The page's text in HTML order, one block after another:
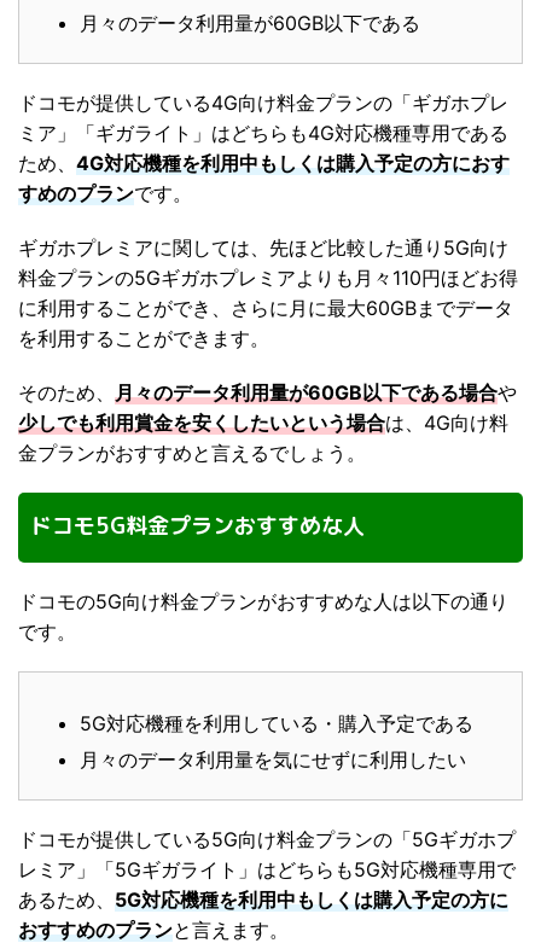
月々のデータ利用量が60GB以下である
ドコモが提供している4G向け料金プランの「ギガホプレ
ミア」「ギガライト」はどちらも4G対応機種専用である
ため、 4G対応機種を利用中もしくは購入予定の方におす
すめのプランです。
ギガホプレミアに関しては、先ほど比較した通り5G向け
料金プランの5Gギガホプレミアよりも月々110円ほどお得
に利用することができ、さらに月に最大60GBまでデータ
を利用することができます。
そのため、 月々のデータ利用量が60GB以下である場合や
少しでも利用賞金を安くしたいという場合は、4G向け料
金プランがおすすめと言えるでしょう。
ドコモ5G料金プランおすすめな人
ドコモの5G向け料金プランがおすすめな人は以下の通り
です。
5G対応機種を利用している・購入予定である
月々のデータ利用量を気にせずに利用したい
ドコモが提供している5G向け料金プランの「5Gギガホプ
レミア」「5Gギガライト」はどちらも5G対応機種専用で
あるため、 5G対応機種を利用中もしくは購入予定の方に
おすすめのプランと言えます。